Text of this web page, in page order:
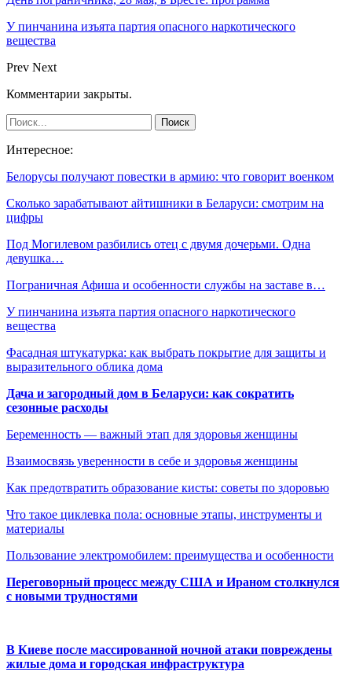
У пинчанина изъята партия опасного наркотического
вещества
Prev Next
Комментарии закрыты.
Интересное:
Белорусы получают повестки в армию: что говорит военком
Сколько зарабатывают айтишники в Беларуси: смотрим на
цифры
Под Могилевом разбились отец с двумя дочерьми. Одна
девушка…
Пограничная Афиша и особенности службы на заставе в…
У пинчанина изъята партия опасного наркотического
вещества
Фасадная штукатурка: как выбрать покрытие для защиты и
выразительного облика дома
Дача и загородный дом в Беларуси: как сократить
сезонные расходы
Беременность — важный этап для здоровья женщины
Взаимосвязь уверенности в себе и здоровья женщины
Как предотвратить образование кисты: советы по здоровью
Что такое циклевка пола: основные этапы, инструменты и
материалы
Пользование электромобилем: преимущества и особенности
Переговорный процесс между США и Ираном столкнулся
с новыми трудностями
В Киеве после массированной ночной атаки повреждены
жилые дома и городская инфраструктура